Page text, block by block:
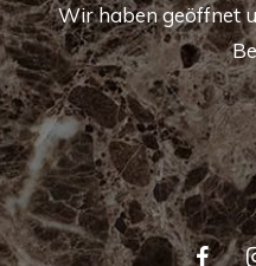
Wir haben geöffnet